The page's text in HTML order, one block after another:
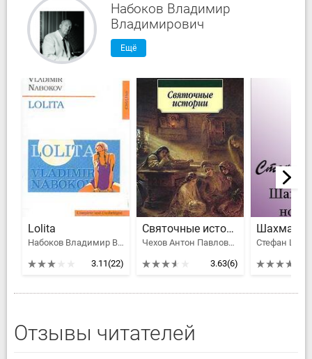
Набоков Владимир
Владимирович
Ещё
Lolita
Набоков Владимир Владимирович, Nabokov Vladimir
3.11(22)
Святочные истории
Чехов Антон Павлович, Куприн Александр Иванович, Бунин Иван Алексеевич, Зощенко Михаил Михайлович, Достоевский Федор Михайлович, Одоевский Владимир Федорович, Грин Александр Степанович, Даль Владимир Иванович, Лесков Николай Семенович, Набоков Владимир Владимирович, Короленко Владимир Галактионович, Григорович Дмитрий Васильевич, Погодин Михаил Петрович, Данилевский Григорий Петрович, Панаев Владимир Иванович, Бестужев-Марлинский Александр Александрович
3.63(6)
Отзывы читателей